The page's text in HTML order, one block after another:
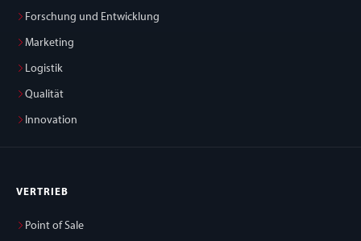
Forschung und Entwicklung
Marketing
Logistik
Qualität
Innovation
VERTRIEB
Point of Sale